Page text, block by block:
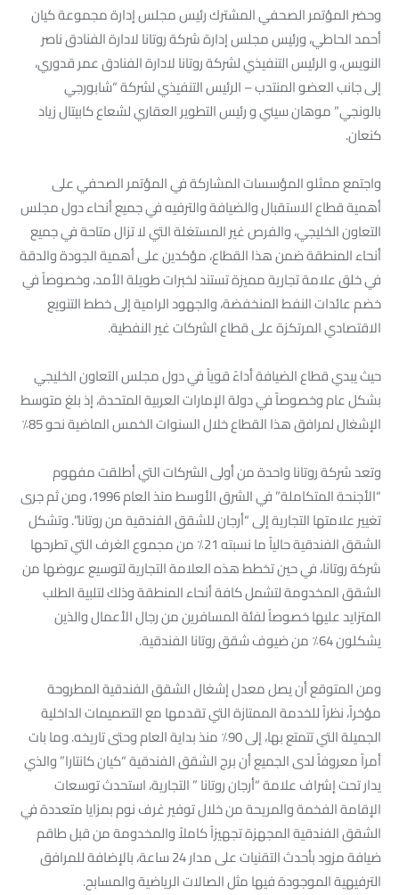
وحضر المؤتمر الصحفي المشترك رئيس مجلس إدارة مجموعة كيان
أحمد الحاطي، ورئيس مجلس إدارة شركة روتانا لادارة الفنادق ناصر
النويس، و الرئيس التنفيذي لشركة روتانا لادارة الفنادق عمر قدوري،
إلى جانب العضو المنتدب – الرئيس التنفيذي لشركة “شابورجي
بالونجي” موهان سيني و رئيس التطوير العقاري لشعاع كابيتال زياد
كنعان.
واجتمع ممثلو المؤسسات المشاركة في المؤتمر الصحفي على
أهمية قطاع الاستقبال والضيافة والترفيه في جميع أنحاء دول مجلس
التعاون الخليجي، والفرص غير المستغلة التي لا تزال متاحة في جميع
أنحاء المنطقة ضمن هذا القطاع، مؤكدين على أهمية الجودة والدقة
في خلق علامة تجارية مميزة تستند لخبرات طويلة الأمد، وخصوصاً في
خضم عائدات النفط المنخفضة، والجهود الرامية إلى خطط التنويع
الاقتصادي المرتكزة على قطاع الشركات غير النفطية.
حيث يبدي قطاع الضيافة أداءً قوياً في دول مجلس التعاون الخليجي
بشكل عام وخصوصاً في دولة الإمارات العربية المتحدة، إذ بلغ متوسط
الإشغال لمرافق هذا القطاع خلال السنوات الخمس الماضية نحو 85٪
وتعد شركة روتانا واحدة من أولى الشركات التي أطلقت مفهوم
“الأجنحة المتكاملة” في الشرق الأوسط منذ العام 1996، ومن ثم جرى
تغيير علامتها التجارية إلى “أرجان للشقق الفندقية من روتانا”. وتشكل
الشقق الفندقية حالياً ما نسبته 21٪ من مجموع الغرف التي تطرحها
شركة روتانا، في حين تخطط هذه العلامة التجارية لتوسيع عروضها من
الشقق المخدومة لتشمل كافة أنحاء المنطقة وذلك لتلبية الطلب
المتزايد عليها خصوصاً لفئة المسافرين من رجال الأعمال والذين
يشكلون 64٪ من ضيوف شقق روتانا الفندقية.
ومن المتوقع أن يصل معدل إشغال الشقق الفندقية المطروحة
مؤخراً، نظراً للخدمة الممتازة التي تقدمها مع التصميمات الداخلية
الجميلة التي تتمتع بها، إلى 90٪ منذ بداية العام وحتى تاريخه. وما بات
أمراً معروفاً لدى الجميع أن برج الشقق الفندقية “كيان كانتارا” والذي
يدار تحت إشراف علامة “أرجان روتانا ” التجارية، استحدث توسعات
الإقامة الفخمة والمريحة من خلال توفير غرف نوم بمزايا متعددة في
الشقق الفندقية المجهزة تجهيزاً كاملاً والمخدومة من قبل طاقم
ضيافة مزود بأحدث التقنيات على مدار 24 ساعة، بالإضافة للمرافق
الترفيهية الموجودة فيها مثل الصالات الرياضية والمسابح.